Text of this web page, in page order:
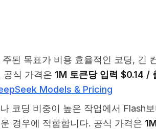
주된 목표가 비용 효율적인 코딩, 긴
공식 가격은 1M 토큰당 입력 $0.14 /
Models & Pricing
코딩 비중이 높은 작업에서 Flash
경우에 적합합니다. 공식 가격은